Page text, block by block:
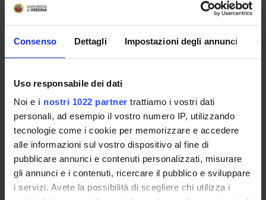
Consenso Dettagli Impostazioni degli annunci
Uso responsabile dei dati
Noi e i nostri 1022 partner trattiamo i vostri dati
personali, ad esempio il vostro numero IP, utilizzando
tecnologie come i cookie per memorizzare e accedere
alle informazioni sul vostro dispositivo al fine di
pubblicare annunci e contenuti personalizzati, misurare
gli annunci e i contenuti, ricercare il pubblico e sviluppare
i servizi. Avete la possibilità di scegliere chi utilizza i
raggiungimento delle competenze linguistiche di base. Tale
I partecipanti - utenti esterni - che avranno frequentato il
Agli studenti - iscritti ai CdS che hanno accreditato
l’iniziativa - che avranno frequentato il 75% delle lezioni e
che avranno svolto la prova finale, verranno attribuiti i 3
CFU di tipologia D e verrà ugualmente consegnato
l’attestato di partecipazione al corso. L’esito della prova
finale non avrà alcuna ricaduta sull’attribuzione dei crediti
formativi.